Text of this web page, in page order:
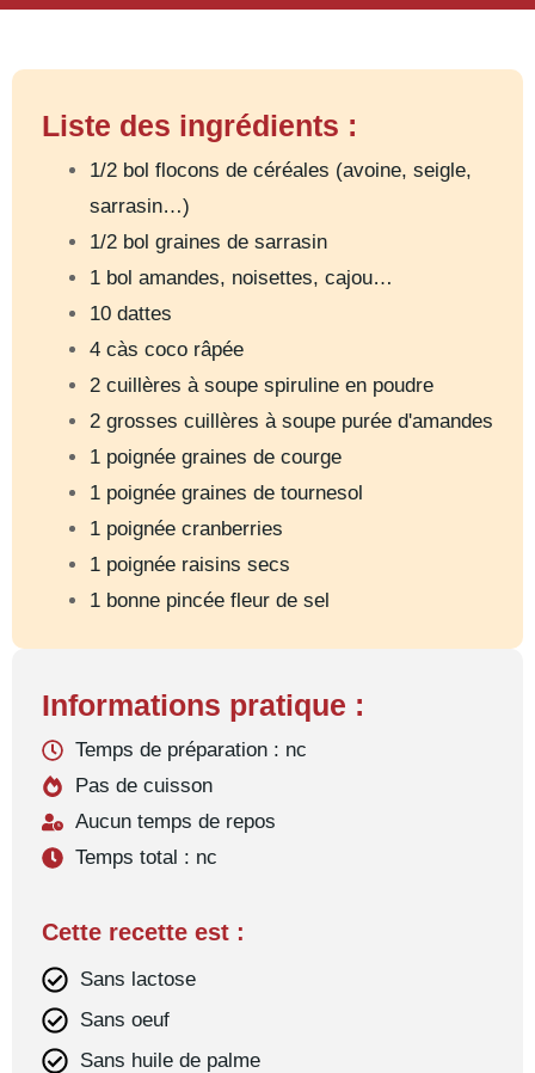
Liste des ingrédients :
1/2 bol flocons de céréales (avoine, seigle,
sarrasin…)
1/2 bol graines de sarrasin
1 bol amandes, noisettes, cajou…
10 dattes
4 càs coco râpée
2 cuillères à soupe spiruline en poudre
2 grosses cuillères à soupe purée d'amandes
1 poignée graines de courge
1 poignée graines de tournesol
1 poignée cranberries
1 poignée raisins secs
1 bonne pincée fleur de sel
Informations pratique :
Temps de préparation : nc
Pas de cuisson
Aucun temps de repos
Temps total : nc
Cette recette est :
Sans lactose
Sans oeuf
Sans huile de palme